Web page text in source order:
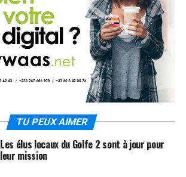
TU PEUX AIMER
Les élus locaux du Golfe 2 sont à jour pour
leur mission